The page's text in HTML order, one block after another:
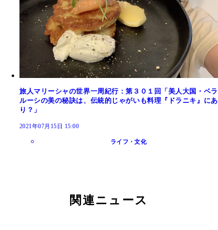
旅人マリーシャの世界一周紀行：第３０１回「美人大国・ベラ
ルーシの美の秘訣は、伝統的じゃがいも料理『ドラニキ』にあ
り？」
2021年07月15日 15:00
ライフ・文化
関連ニュース